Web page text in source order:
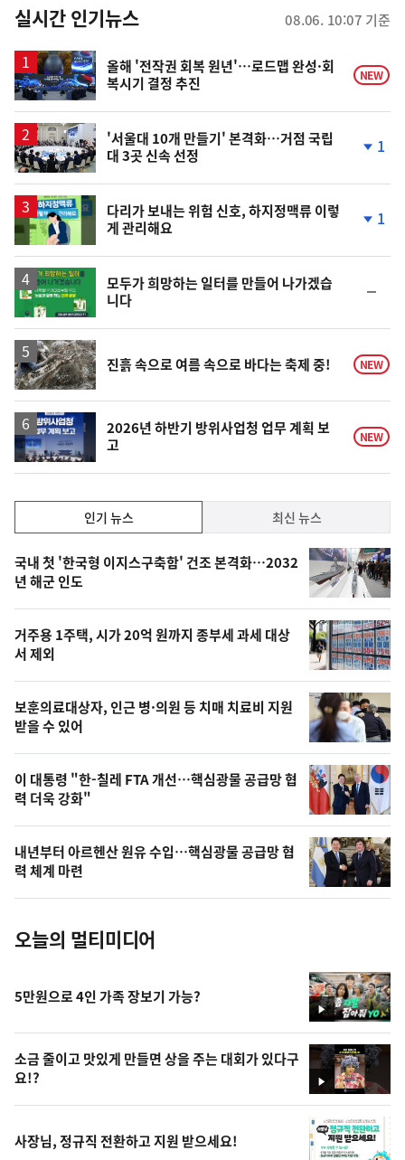
뉴
스
실시간 인기뉴스 08.06. 10:07 기준
올해 '전작권 회복 원년'…로드맵 완성·회
복시기 결정 추진
NEW
'서울대 10개 만들기' 본격화…거점 국립
대 3곳 신속 선정
하
1
다리가 보내는 위험 신호, 하지정맥류 이렇
게 관리해요
하
1
모두가 희망하는 일터를 만들어 나가겠습
니다
일
진흙 속으로 여름 속으로 바다는 축제 중! NEW
2026년 하반기 방위사업청 업무 계획 보
고
NEW
기,
최
신,
오
늘
의
영
상
오
늘
의
사
진
인기 뉴스 최신 뉴스
기
뉴
스
국내 첫 '한국형 이지스구축함' 건조 본격화…2032
년 해군 인도
거주용 1주택, 시가 20억 원까지 종부세 과세 대상
서 제외
보훈의료대상자, 인근 병·의원 등 치매 치료비 지원
받을 수 있어
이 대통령 "한-칠레 FTA 개선…핵심광물 공급망 협
력 더욱 강화"
내년부터 아르헨산 원유 수입…핵심광물 공급망 협
력 체계 마련
오늘의 멀티미디어
영
상
5만원으로 4인 가족 장보기 가능?
영
상
소금 줄이고 맛있게 만들면 상을 주는 대회가 있다구
요!?
사장님, 정규직 전환하고 지원 받으세요!